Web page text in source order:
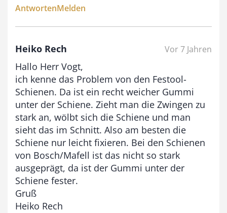
AntwortenMelden
Heiko Rech Vor 7 Jahren
Hallo Herr Vogt,
ich kenne das Problem von den Festool-
Schienen. Da ist ein recht weicher Gummi
unter der Schiene. Zieht man die Zwingen zu
stark an, wölbt sich die Schiene und man
sieht das im Schnitt. Also am besten die
Schiene nur leicht fixieren. Bei den Schienen
von Bosch/Mafell ist das nicht so stark
ausgeprägt, da ist der Gummi unter der
Schiene fester.
Gruß
Heiko Rech